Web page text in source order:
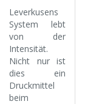
Leverkusens
System lebt
von der
Intensität.
Nicht nur ist
dies ein
Druckmittel
beim